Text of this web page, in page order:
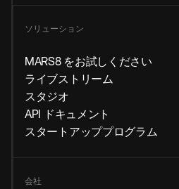
ソリューション
MARS8 をお試しください
ライブストリーム
スタジオ
API ドキュメント
スタートアッププログラム
会社